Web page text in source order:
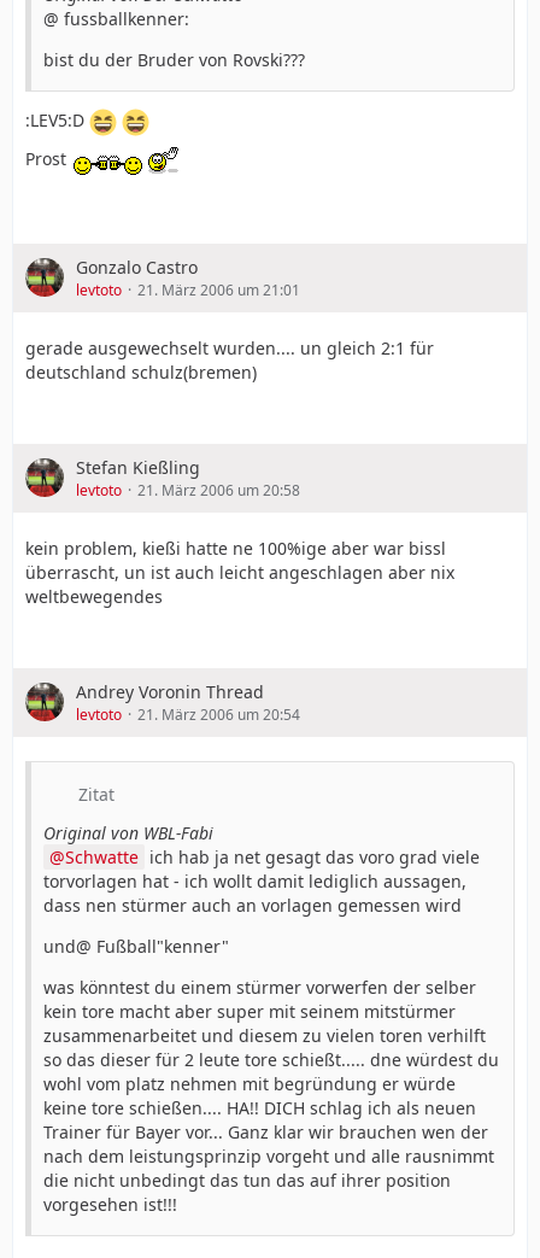
@ fussballkenner:
bist du der Bruder von Rovski???
:LEV5:D
Prost
Gonzalo Castro
levtoto 21. März 2006 um 21:01
gerade ausgewechselt wurden.... un gleich 2:1 für
deutschland schulz(bremen)
Stefan Kießling
levtoto 21. März 2006 um 20:58
kein problem, kießi hatte ne 100%ige aber war bissl
überrascht, un ist auch leicht angeschlagen aber nix
weltbewegendes
Andrey Voronin Thread
levtoto 21. März 2006 um 20:54
Zitat
Original von WBL-Fabi
Schwatte ich hab ja net gesagt das voro grad viele
torvorlagen hat - ich wollt damit lediglich aussagen,
dass nen stürmer auch an vorlagen gemessen wird
und@ Fußball"kenner"
was könntest du einem stürmer vorwerfen der selber
kein tore macht aber super mit seinem mitstürmer
zusammenarbeitet und diesem zu vielen toren verhilft
so das dieser für 2 leute tore schießt..... dne würdest du
wohl vom platz nehmen mit begründung er würde
keine tore schießen.... HA!! DICH schlag ich als neuen
Trainer für Bayer vor... Ganz klar wir brauchen wen der
nach dem leistungsprinzip vorgeht und alle rausnimmt
die nicht unbedingt das tun das auf ihrer position
vorgesehen ist!!!